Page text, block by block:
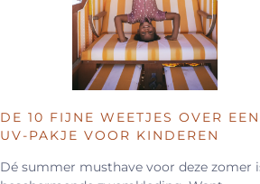
DE 10 FIJNE WEETJES OVER EEN
UV-PAKJE VOOR KINDEREN
Dé summer musthave voor deze zomer